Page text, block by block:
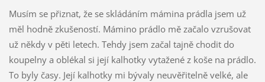
Musím se přiznat, že se skládáním mámina prádla jsem už
měl hodně zkušeností. Mámino prádlo mě začalo vzrušovat
už někdy v pěti letech. Tehdy jsem začal tajně chodit do
koupelny a oblékal si její kalhotky vytažené z koše na prádlo.
To byly časy. Její kalhotky mi bývaly neuvěřitelně velké, ale